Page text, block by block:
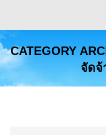
CATEGORY
จัดจ้